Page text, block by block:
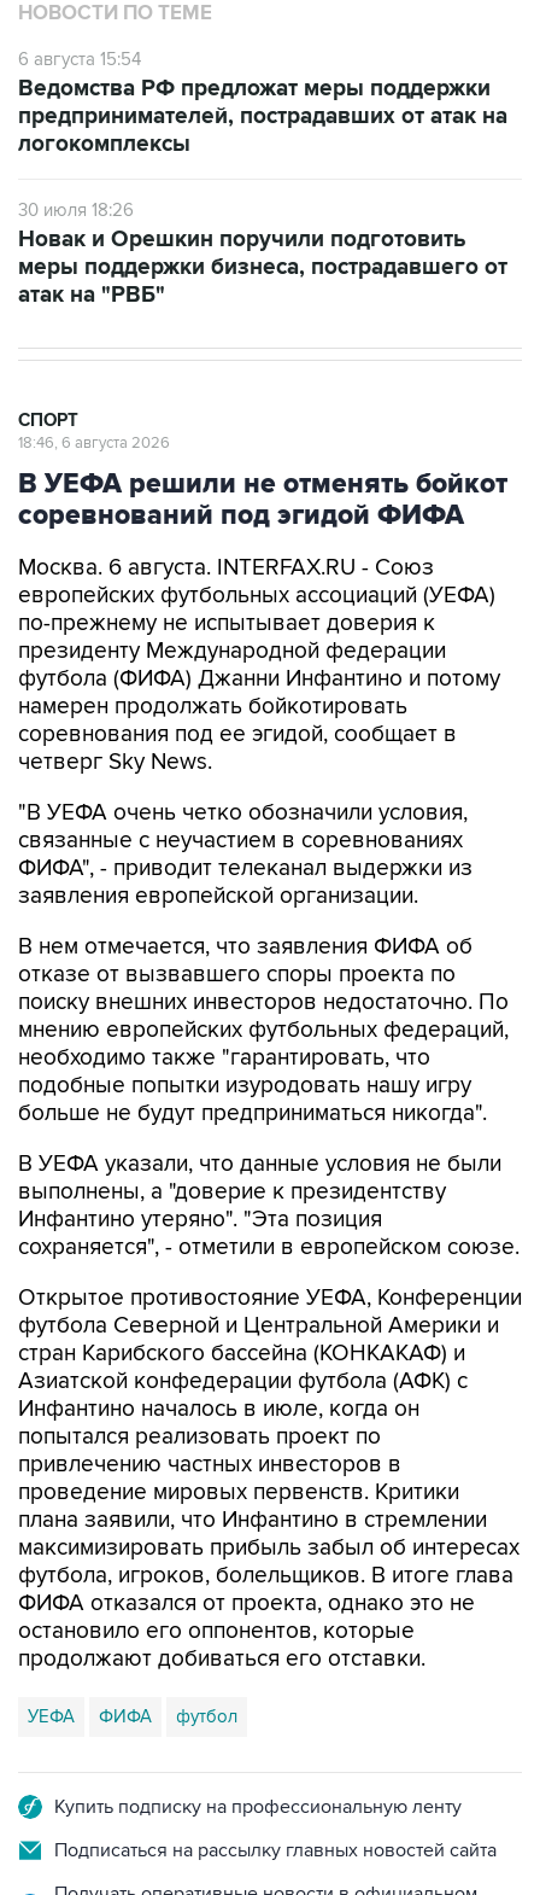
НОВОСТИ ПО ТЕМЕ
6 августа 15:54
Ведомства РФ предложат меры поддержки
предпринимателей, пострадавших от атак на
логокомплексы
30 июля 18:26
Новак и Орешкин поручили подготовить
меры поддержки бизнеса, пострадавшего от
атак на "РВБ"
СПОРТ
18:46, 6 августа 2026
В УЕФА решили не отменять бойкот
соревнований под эгидой ФИФА
Москва. 6 августа. INTERFAX.RU - Союз
европейских футбольных ассоциаций (УЕФА)
по-прежнему не испытывает доверия к
президенту Международной федерации
футбола (ФИФА) Джанни Инфантино и потому
намерен продолжать бойкотировать
соревнования под ее эгидой, сообщает в
четверг Sky News.
"В УЕФА очень четко обозначили условия,
связанные с неучастием в соревнованиях
ФИФА", - приводит телеканал выдержки из
заявления европейской организации.
В нем отмечается, что заявления ФИФА об
отказе от вызвавшего споры проекта по
поиску внешних инвесторов недостаточно. По
мнению европейских футбольных федераций,
необходимо также "гарантировать, что
подобные попытки изуродовать нашу игру
больше не будут предприниматься никогда".
В УЕФА указали, что данные условия не были
выполнены, а "доверие к президентству
Инфантино утеряно". "Эта позиция
сохраняется", - отметили в европейском союзе.
Открытое противостояние УЕФА, Конференции
футбола Северной и Центральной Америки и
стран Карибского бассейна (КОНКАКАФ) и
Азиатской конфедерации футбола (АФК) с
Инфантино началось в июле, когда он
попытался реализовать проект по
привлечению частных инвесторов в
проведение мировых первенств. Критики
плана заявили, что Инфантино в стремлении
максимизировать прибыль забыл об интересах
футбола, игроков, болельщиков. В итоге глава
ФИФА отказался от проекта, однако это не
остановило его оппонентов, которые
продолжают добиваться его отставки.
УЕФА ФИФА футбол
Купить подписку на профессиональную ленту
Подписаться на рассылку главных новостей сайта